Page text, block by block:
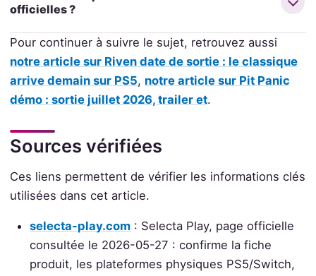
officielles ?
Pour continuer à suivre le sujet, retrouvez aussi
notre article sur Riven date de sortie : le classique
arrive demain sur PS5, notre article sur Pit Panic
démo : sortie juillet 2026, trailer et.
Sources vérifiées
Ces liens permettent de vérifier les informations clés
utilisées dans cet article.
selecta-play.com : Selecta Play, page officielle
consultée le 2026-05-27 : confirme la fiche
produit, les plateformes physiques PS5/Switch,